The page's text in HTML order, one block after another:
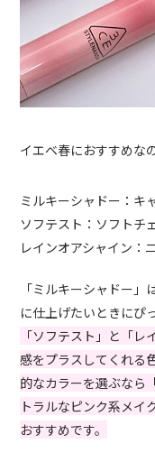
イエベ春におすすめな
ミルキーシャドー：キ
ソフテスト：ソフトチ
レインオアシャイン：
「ミルキーシャドー
に仕上げたいときにぴ
「ソフテスト」と「
感をプラスしてくれる
的なカラーを選ぶなら
トラルなピンク系メイ
おすすめです。